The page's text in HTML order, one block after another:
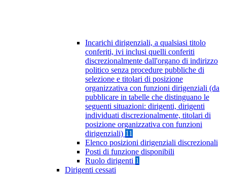
Incarichi dirigenziali, a qualsiasi titolo
conferiti, ivi inclusi quelli conferiti
discrezionalmente dall'organo di indirizzo
politico senza procedure pubbliche di
selezione e titolari di posizione
organizzativa con funzioni dirigenziali (da
pubblicare in tabelle che distinguano le
seguenti situazioni: dirigenti, dirigenti
individuati discrezionalmente, titolari di
posizione organizzativa con funzioni
dirigenziali) 11
Elenco posizioni dirigenziali discrezionali
Posti di funzione disponibili
Ruolo dirigenti 1
Dirigenti cessati